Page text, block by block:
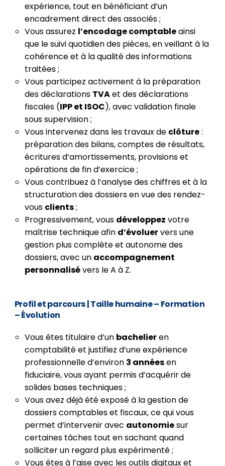
expérience, tout en bénéficiant d’un
encadrement direct des associés ;
Vous assurez l’encodage comptableainsi
que le suivi quotidien des pièces, en veillant à la
cohérence et à la qualité des informations
traitées ;
Vous participez activement à la préparation
des déclarations TVAet des déclarations
fiscales (IPP et ISOC), avec validation finale
sous supervision ;
Vous intervenez dans les travaux de clôture:
préparation des bilans, comptes de résultats,
écritures d’amortissements, provisions et
opérations de fin d’exercice ;
Vous contribuez à l’analyse des chiffres et à la
structuration des dossiers en vue des rendez-
vous clients;
Progressivement, vous développez votre
maîtrise technique afin d’évoluervers une
gestion plus complète et autonome des
dossiers, avec un accompagnement
personnalisévers le A à Z.
Profil et parcours| Taille humaine – Formation
– Évolution
Vous êtes titulaire d’un bachelieren
comptabilité et justifiez d’une expérience
professionnelle d’environ 3 annéesen
fiduciaire, vous ayant permis d’acquérir de
solides bases techniques ;
Vous avez déjà été exposé à la gestion de
dossiers comptables et fiscaux, ce qui vous
permet d’intervenir avec autonomiesur
certaines tâches tout en sachant quand
solliciter un regard plus expérimenté ;
Vous êtes à l’aise avec les outils digitaux et